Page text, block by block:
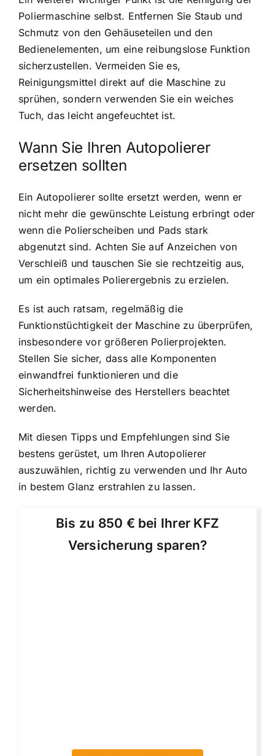
Poliermaschine selbst. Entfernen Sie Staub und
Schmutz von den Gehäuseteilen und den
Bedienelementen, um eine reibungslose Funktion
sicherzustellen. Vermeiden Sie es,
Reinigungsmittel direkt auf die Maschine zu
sprühen, sondern verwenden Sie ein weiches
Tuch, das leicht angefeuchtet ist.
Wann Sie Ihren Autopolierer
ersetzen sollten
Ein Autopolierer sollte ersetzt werden, wenn er
nicht mehr die gewünschte Leistung erbringt oder
wenn die Polierscheiben und Pads stark
abgenutzt sind. Achten Sie auf Anzeichen von
Verschleiß und tauschen Sie sie rechtzeitig aus,
um ein optimales Polierergebnis zu erzielen.
Es ist auch ratsam, regelmäßig die
Funktionstüchtigkeit der Maschine zu überprüfen,
insbesondere vor größeren Polierprojekten.
Stellen Sie sicher, dass alle Komponenten
einwandfrei funktionieren und die
Sicherheitshinweise des Herstellers beachtet
werden.
Mit diesen Tipps und Empfehlungen sind Sie
bestens gerüstet, um Ihren Autopolierer
auszuwählen, richtig zu verwenden und Ihr Auto
in bestem Glanz erstrahlen zu lassen.
Bis zu 850 € bei Ihrer KFZ
Versicherung sparen?